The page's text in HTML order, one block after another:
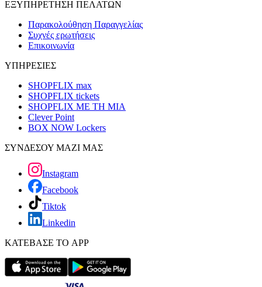
ΕΞΥΠΗΡΕΤΗΣΗ ΠΕΛΑΤΩΝ
Παρακολούθηση Παραγγελίας
Συχνές ερωτήσεις
Επικοινωνία
ΥΠΗΡΕΣΙΕΣ
SHOPFLIX max
SHOPFLIX tickets
SHOPFLIX ΜΕ ΤΗ ΜΙΑ
Clever Point
BOX NOW Lockers
ΣΥΝΔΕΣΟΥ ΜΑΖΙ ΜΑΣ
Instagram
Facebook
Tiktok
Linkedin
ΚΑΤΕΒΑΣΕ ΤΟ APP